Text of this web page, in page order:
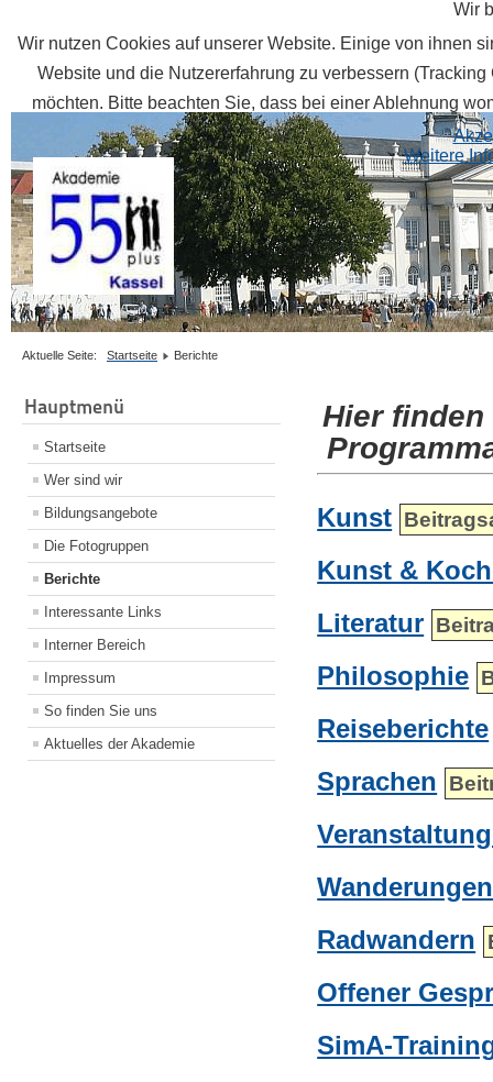
Aktuelle Seite: Startseite Berichte
Hauptmenü
Startseite
Wer sind wir
Bildungsangebote
Die Fotogruppen
Berichte
Interessante Links
Interner Bereich
Impressum
So finden Sie uns
Aktuelles der Akademie
Hier
Kunst
Kunst &
Literatur
Philosophie
Reiseberichte
Sprachen
Wanderungen
Radwandern
Offener
SimA-
Wir
Wir nutzen Cookies auf unserer Website. Einige von ihnen
Website und die Nutzererfahrung zu verbessern
möchten. Bitte beachten Sie, dass bei einer Ablehnung
Weitere